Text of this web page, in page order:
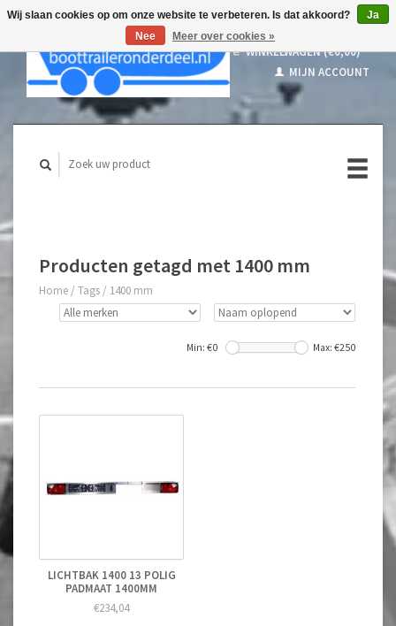
WINKELWAGEN (€0,00)
MIJN ACCOUNT
Producten getagd met 1400 mm
Home / Tags / 1400 mm
Min: €0 Max: €250
LICHTBAK 1400 13 POLIG
PADMAAT 1400MM
€234,04
Wij slaan cookies op om onze website te verbeteren. Is dat akkoord?
Ja
Nee
Meer over cookies »